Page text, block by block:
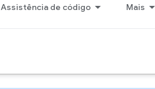
Assistência de código Mais